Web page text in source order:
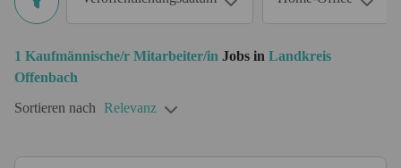
1 Kaufmännische/r Mitarbeiter/in Jobs in Landkreis
Offenbach
Sortieren nach Relevanz